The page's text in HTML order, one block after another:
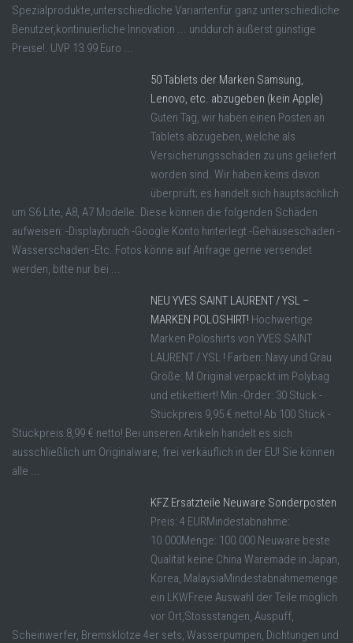
Spezialprodukte,unterschiedliche Variantenfür ganz unterschiedliche
Benutzer,kontinuierliche Innovation ... unddurch äußerst günstige
Preise!. UVP 13.99 Euro ...
50 Tablets der Marken Samsung,
Lenovo, etc. abzugeben (kein Apple)
Guten Tag, wir haben einen Posten an
Tablets abzugeben, welche als
Versicherungsschäden zu uns geliefert
worden sind. Wir haben keins davon
überprüft; es handelt sich hauptsächlich
um S6 Lite, A8, A7 Modelle. Diese können die folgenden Schäden
aufweisen: -Displaybruch -Google Konto hinterlegt -Gehäuseschaden -
Wasserschaden -Etc. Fotos könne auf Anfrage gerne versendet
werden, bitte nur bei ...
NEU YVES SAINT LAURENT / YSL –
MARKEN POLOSHIRT! Hochwertige
Marken Poloshirts von YVES SAINT
LAURENT / YSL ! Farben: Navy und Grau
Größe: M Original verpackt im Polybag
und etikettiert! Min.-Order: 30 Stück -
Stückpreis 9,95 € netto! Ab 100 Stück -
Stückpreis 8,99 € netto! Bei unseren Artikeln handelt es sich
ausschließlich um Originalware, frei verkäuflich in der EU! Sie können
alle ...
KFZ Ersatzteile Neuware Sonderposten
Preis: 4 EURMindestabnahme:
10.000Menge: 100.000 Neuware beste
Qualität keine China Waremade in Japan,
Korea, MalaysiaMindestabnahmemenge
ein LKWFreie Auswahl der Teile möglich
vor Ort,Stossstangen, Auspuff,
Scheinwerfer, Bremsklötze 4er sets, Wasserpumpen, Dichtungen und